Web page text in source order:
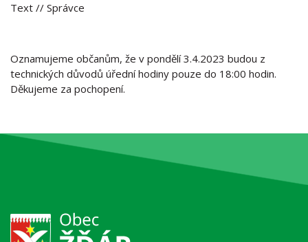
Text // Správce
Oznamujeme občanům, že v pondělí 3.4.2023 budou z
technických důvodů úřední hodiny pouze do 18:00 hodin.
Děkujeme za pochopení.